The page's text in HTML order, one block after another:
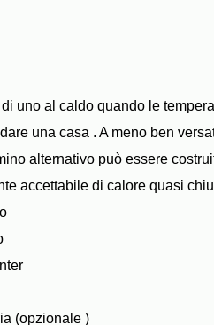
uno al caldo quando le
una casa . A meno ben
alternativo può essere
accettabile di calore quasi
(opzionale )